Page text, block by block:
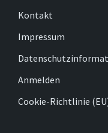
Kontakt
Impressum
Anmelden
Cookie-Richtlinie